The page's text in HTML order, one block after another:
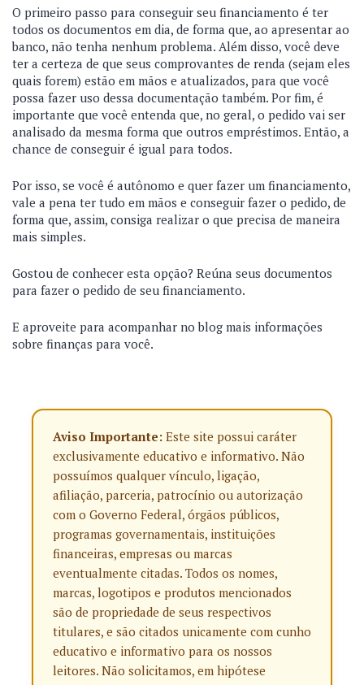
O primeiro passo para conseguir seu financiamento é ter
todos os documentos em dia, de forma que, ao apresentar ao
banco, não tenha nenhum problema. Além disso, você deve
ter a certeza de que seus comprovantes de renda (sejam eles
quais forem) estão em mãos e atualizados, para que você
possa fazer uso dessa documentação também. Por fim, é
importante que você entenda que, no geral, o pedido vai ser
analisado da mesma forma que outros empréstimos. Então, a
chance de conseguir é igual para todos.
Por isso, se você é autônomo e quer fazer um financiamento,
vale a pena ter tudo em mãos e conseguir fazer o pedido, de
forma que, assim, consiga realizar o que precisa de maneira
mais simples.
Gostou de conhecer esta opção? Reúna seus documentos
para fazer o pedido de seu financiamento.
E aproveite para acompanhar no blog mais informações
sobre finanças para você.
Aviso Importante: Este site possui caráter
exclusivamente educativo e informativo. Não
possuímos qualquer vínculo, ligação,
afiliação, parceria, patrocínio ou autorização
com o Governo Federal, órgãos públicos,
programas governamentais, instituições
financeiras, empresas ou marcas
eventualmente citadas. Todos os nomes,
marcas, logotipos e produtos mencionados
são de propriedade de seus respectivos
titulares, e são citados unicamente com cunho
educativo e informativo para os nossos
leitores. Não solicitamos, em hipótese